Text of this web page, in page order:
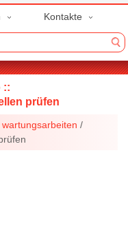
Kontakte
::
prüfen
wartungsarbeiten /